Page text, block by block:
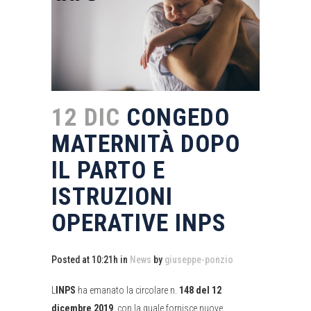
12 DIC CONGEDO
MATERNITÀ DOPO
IL PARTO E
ISTRUZIONI
OPERATIVE INPS
Posted at 10:21h in News by giuseppe-ponzio
INPS ha emanato la circolare n. 148 del 12
dicembre 2019 , con la quale fornisce nuove